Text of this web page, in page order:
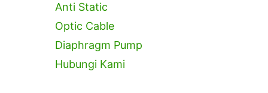
Anti Static
Optic Cable
Diaphragm Pump
Hubungi Kami